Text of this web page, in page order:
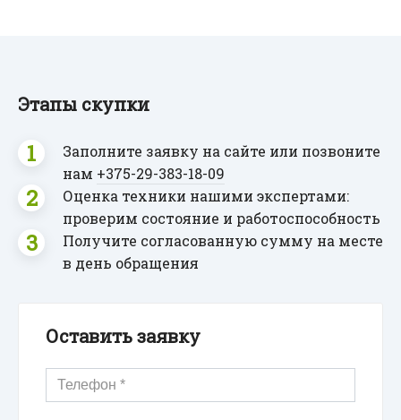
Оставить заявку
Этапы скупки
Заполните заявку на сайте или позвоните
нам +375-29-383-18-09
Оценка техники нашими экспертами:
проверим состояние и работоспособность
Получите согласованную сумму на месте
в день обращения